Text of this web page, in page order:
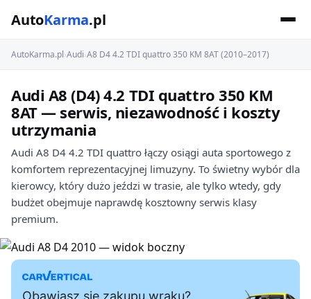
AutoKarma.pl
AutoKarma.pl›Audi›A8 D4 4.2 TDI quattro 350 KM 8AT (2010–2017)
Audi A8 (D4) 4.2 TDI quattro 350 KM
8AT — serwis, niezawodność i koszty
utrzymania
Audi A8 D4 4.2 TDI quattro łączy osiągi auta sportowego z
komfortem reprezentacyjnej limuzyny. To świetny wybór dla
kierowcy, który dużo jeździ w trasie, ale tylko wtedy, gdy
budżet obejmuje naprawdę kosztowny serwis klasy
premium.